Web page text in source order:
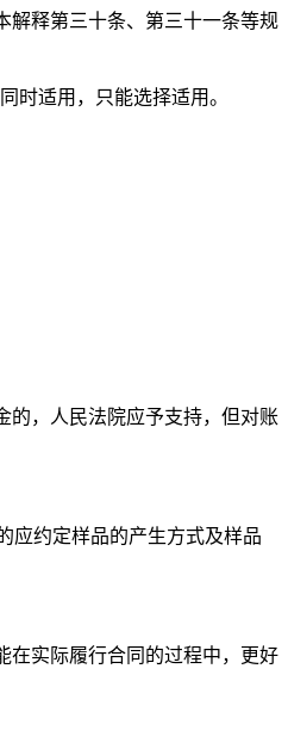
解释第三十条、第三十一条等规
时适用，只能选择适用。
的，人民法院应予支持，但对账
应约定样品的产生方式及样品
在实际履行合同的过程中，更好